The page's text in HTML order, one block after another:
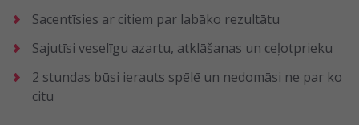
Sacentīsies ar citiem par labāko rezultātu
Sajutīsi veselīgu azartu, atklāšanas un ceļotprieku
2 stundas būsi ierauts spēlē un nedomāsi ne par ko
citu